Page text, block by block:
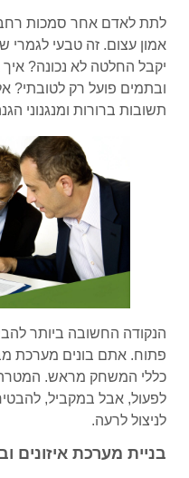
לתת לאדם אחר סמכות
אמון עצום. זה טבעי
יקבל החלטה לא נכונה?
ובתמים פועל רק לטובתי?
תשובות ברורות ומנגנוני
הנקודה החשובה ביותר
פתוח. אתם בונים מערכת
כללי המשחק מראש. המטרה
לפעול, אבל במקביל,
לניצול לרעה.
בניית מערכת איזונים